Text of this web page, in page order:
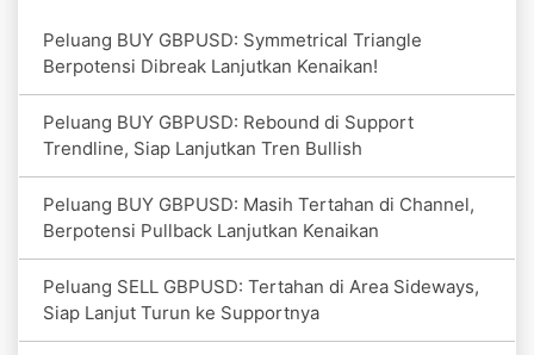
Peluang BUY GBPUSD: Symmetrical Triangle
Berpotensi Dibreak Lanjutkan Kenaikan!
Peluang BUY GBPUSD: Rebound di Support
Trendline, Siap Lanjutkan Tren Bullish
Peluang BUY GBPUSD: Masih Tertahan di Channel,
Berpotensi Pullback Lanjutkan Kenaikan
Peluang SELL GBPUSD: Tertahan di Area Sideways,
Siap Lanjut Turun ke Supportnya